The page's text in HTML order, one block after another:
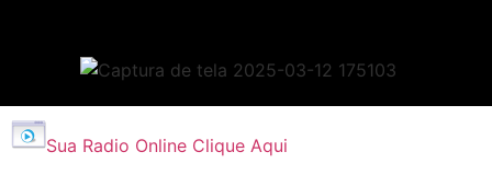
Sua Radio Online Clique Aqui